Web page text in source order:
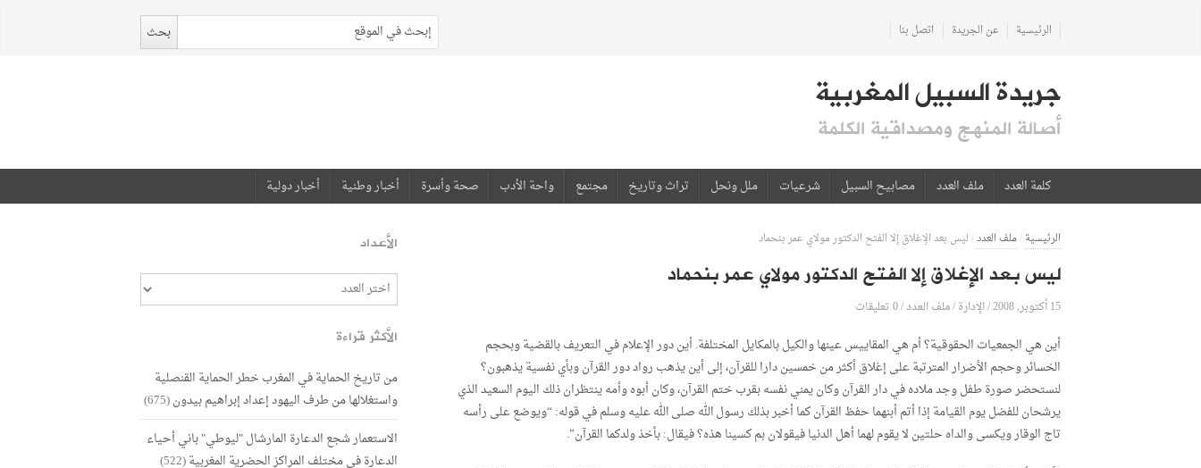
الرئيسية عن الجريدة اتصل بنا
جريدة السبيل المغربية
أصالة المنهج ومصداقية الكلمة
كلمة العدد ملف العدد مصابيح السبيل شرعيات ملل ونحل تراث وتاريخ مجتمع واحة الأدب صحة وأسرة أخبار وطنية أخبار دولية
الرئيسية/ملف العدد/ليس بعد الإغلاق إلا الفتح الدكتور مولاي عمر بنحماد
ليس بعد الإغلاق إلا الفتح الدكتور مولاي عمر بنحماد
15 أكتوبر, 2008 /الإدارة/ملف العدد/0 تعليقات
أين هي الجمعيات الحقوقية؟ أم هي المقاييس عينها والكيل بالمكايل المختلفة. أين دور الإعلام في التعريف بالقضية وبحجم
الخسائر وحجم الأضرار المترتبة على إغلاق أكثر من خمسين دارا للقرآن، إلى أين يذهب رواد دور القرآن وبأي نفسية يذهبون؟
لنستحضر صورة طفل وجد ملاده في دار القرآن وكان يمني نفسه بقرب ختم القرآن، وكان أبوه وأمه ينتظران ذلك اليوم السعيد الذي
يرشحان للفضل يوم القيامة إذا أتم أبنهما حفظ القرآن كما أخبر بذلك رسول الله صلى الله عليه وسلم في قوله: “ويوضع على رأسه
تاج الوقار ويكسى والداه حلتين لا يقوم لهما أهل الدنيا فيقولان بم كسينا هذه؟ فيقال: بأخذ ولدكما القرآن”.
الأعداد
الأكثر قراءة
من تاريخ الحماية في المغرب خطر الحماية القنصلية
واستغلالها من طرف اليهود إعداد إبراهيم بيدون(675)
الاستعمار شجع الدعارة المارشال "ليوطي" باني أحياء
الدعارة في مختلف المراكز الحضرية المغربية(522)